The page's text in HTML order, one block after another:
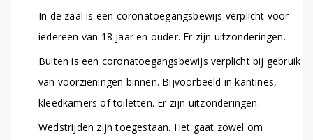
In de zaal is een coronatoegangsbewijs verplicht voor
iedereen van 18 jaar en ouder. Er zijn uitzonderingen.
Buiten is een coronatoegangsbewijs verplicht bij gebruik
van voorzieningen binnen. Bijvoorbeeld in kantines,
kleedkamers of toiletten. Er zijn uitzonderingen.
Wedstrijden zijn toegestaan. Het gaat zowel om